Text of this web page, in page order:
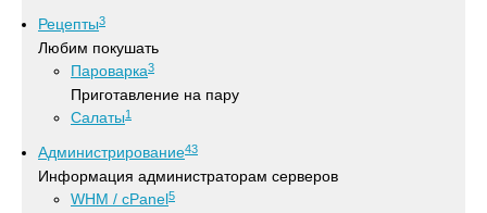
Рецепты3
Любим покушать
Пароварка3
Приготавление на пару
Салаты1
Администрирование43
Информация администраторам серверов
WHM / cPanel5